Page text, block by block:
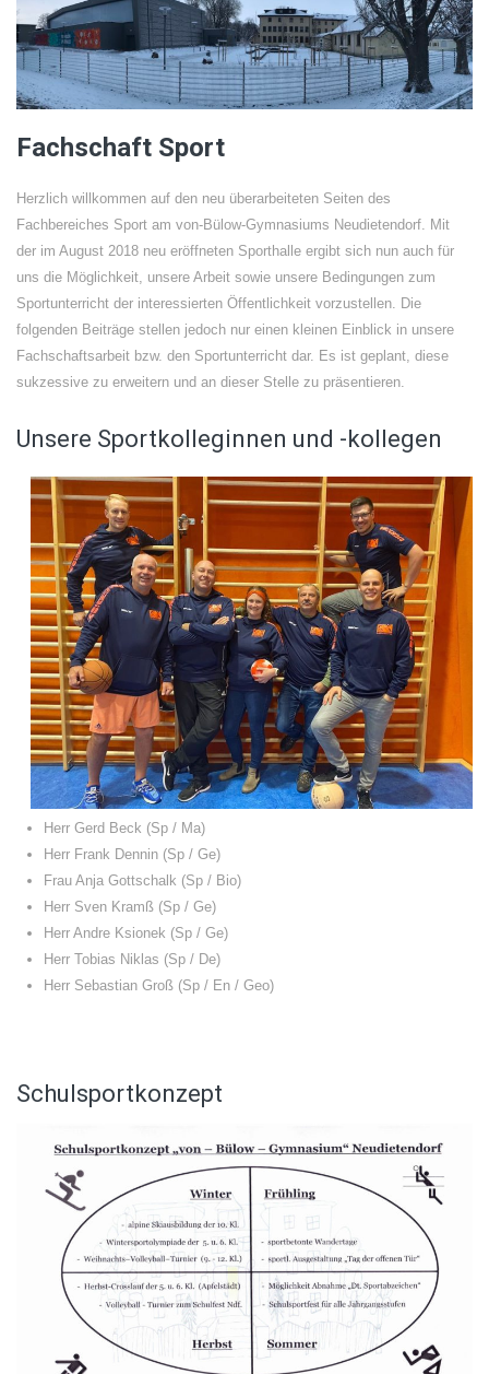
Fachschaft Sport
Herzlich willkommen auf den neu überarbeiteten Seiten des
Fachbereiches Sport am von-Bülow-Gymnasiums Neudietendorf. Mit
der im August 2018 neu eröffneten Sporthalle ergibt sich nun auch für
uns die Möglichkeit, unsere Arbeit sowie unsere Bedingungen zum
Sportunterricht der interessierten Öffentlichkeit vorzustellen. Die
folgenden Beiträge stellen jedoch nur einen kleinen Einblick in unsere
Fachschaftsarbeit bzw. den Sportunterricht dar. Es ist geplant, diese
sukzessive zu erweitern und an dieser Stelle zu präsentieren.
Unsere Sportkolleginnen und -kollegen
Herr Gerd Beck (Sp / Ma)
Herr Frank Dennin (Sp / Ge)
Frau Anja Gottschalk (Sp / Bio)
Herr Sven Kramß (Sp / Ge)
Herr Andre Ksionek (Sp / Ge)
Herr Tobias Niklas (Sp / De)
Herr Sebastian Groß (Sp / En / Geo)
Schulsportkonzept